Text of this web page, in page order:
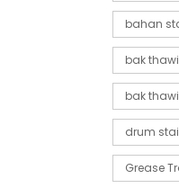
bahan
bak
bak
drum
Grease